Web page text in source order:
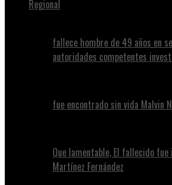
Regional
fallece hombre de 49 años en
autoridades competentes
fue encontrado sin vida Malvin
Que lamentable, El fallecido
Martínez Fernández